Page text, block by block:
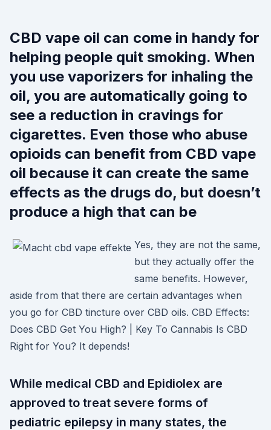
CBD vape oil can come in handy for
helping people quit smoking. When
you use vaporizers for inhaling the
oil, you are automatically going to
see a reduction in cravings for
cigarettes. Even those who abuse
opioids can benefit from CBD vape
oil because it can create the same
effects as the drugs do, but doesn’t
produce a high that can be
Yes, they are not the same,
but they actually offer the
same benefits. However,
aside from that there are certain advantages when
you go for CBD tincture over CBD oils. CBD Effects:
Does CBD Get You High? | Key To Cannabis Is CBD
Right for You? It depends!
While medical CBD and Epidiolex are
approved to treat severe forms of
pediatric epilepsy in many states, the